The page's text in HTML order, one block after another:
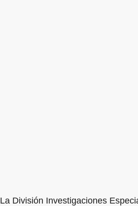
La División Investigaciones